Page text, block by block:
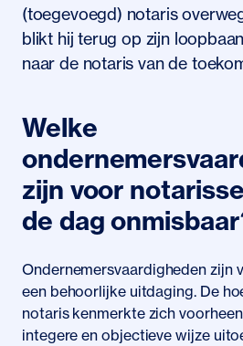
(toegevoegd) notaris
blikt hij terug op zijn
naar de notaris van de
Welke
zijn voor
de dag
Ondernemersvaardigheden zijn
een behoorlijke uitdaging. De
notaris kenmerkte zich
integere en objectieve wijze